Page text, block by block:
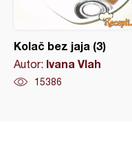
Kolač bez jaja (3)
Autor: Ivana Vlah
15386